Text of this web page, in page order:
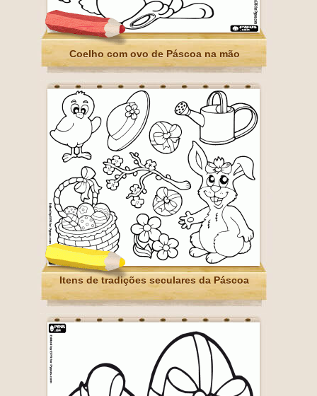
Coelho com ovo de Páscoa na mão
Itens de tradições seculares da Páscoa